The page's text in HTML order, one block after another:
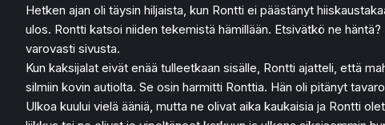
Hetken ajan oli täysin hiljaista, kun Rontti ei päästänyt
ulos. Rontti katsoi niiden tekemistä hämillään. Etsivätkö ne
varovasti sivusta.
Kun kaksijalat eivät enää tulleetkaan sisälle, Rontti ajatteli, että
silmiin kovin autiolta. Se osin harmitti Ronttia. Hän oli pitänyt
Ulkoa kuului vielä ääniä, mutta ne olivat aika kaukaisia ja Rontti